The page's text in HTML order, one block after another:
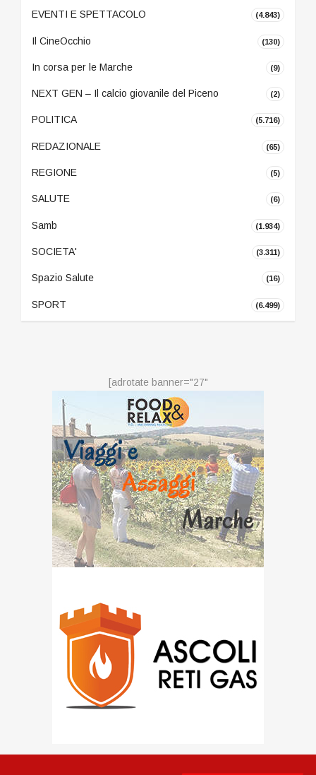
EVENTI E SPETTACOLO (4.843)
Il CineOcchio (130)
In corsa per le Marche (9)
NEXT GEN – Il calcio giovanile del Piceno (2)
POLITICA (5.716)
REDAZIONALE (65)
REGIONE (5)
SALUTE (6)
Samb (1.934)
SOCIETA' (3.311)
Spazio Salute (16)
SPORT (6.499)
[adrotate banner="27"